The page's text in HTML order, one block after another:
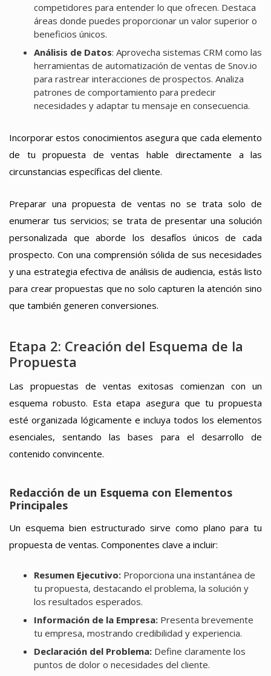
competidores para entender lo que ofrecen. Destaca
áreas donde puedes proporcionar un valor superior o
beneficios únicos.
Análisis de Datos: Aprovecha sistemas CRM como las
herramientas de automatización de ventas de Snov.io
para rastrear interacciones de prospectos. Analiza
patrones de comportamiento para predecir
necesidades y adaptar tu mensaje en consecuencia.
Incorporar estos conocimientos asegura que cada elemento
de tu propuesta de ventas hable directamente a las
circunstancias específicas del cliente.
Preparar una propuesta de ventas no se trata solo de
enumerar tus servicios; se trata de presentar una solución
personalizada que aborde los desafíos únicos de cada
prospecto. Con una comprensión sólida de sus necesidades
y una estrategia efectiva de análisis de audiencia, estás listo
para crear propuestas que no solo capturen la atención sino
que también generen conversiones.
Etapa 2: Creación del Esquema de la
Propuesta
Las propuestas de ventas exitosas comienzan con un
esquema robusto. Esta etapa asegura que tu propuesta
esté organizada lógicamente e incluya todos los elementos
esenciales, sentando las bases para el desarrollo de
contenido convincente.
Redacción de un Esquema con Elementos
Principales
Un esquema bien estructurado sirve como plano para tu
propuesta de ventas. Componentes clave a incluir:
Resumen Ejecutivo:Proporciona una instantánea de
tu propuesta, destacando el problema, la solución y
los resultados esperados.
Información de la Empresa:Presenta brevemente
tu empresa, mostrando credibilidad y experiencia.
Declaración del Problema:Define claramente los
puntos de dolor o necesidades del cliente.